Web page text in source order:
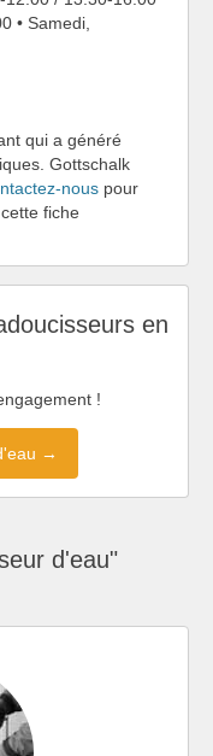
• Samedi,
qui a généré
Gottschalk
nous pour
fiche
en
!
→
d'eau"